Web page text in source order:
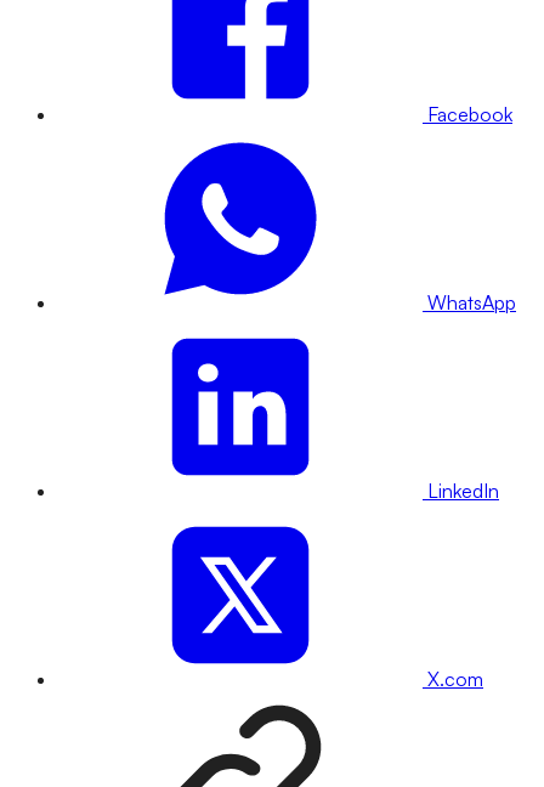
Facebook
WhatsApp
LinkedIn
X.com